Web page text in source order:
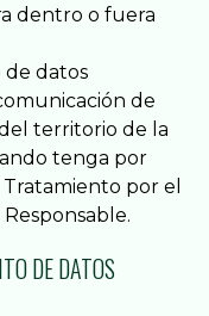
dentro o fuera
de datos
de
territorio de la
tenga por
por el
DE DATOS